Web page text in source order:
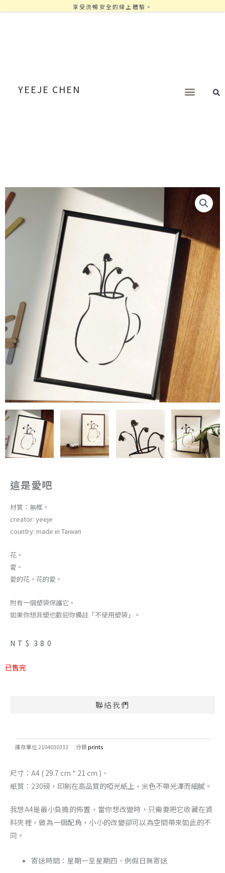
享受流暢安全的線上體驗。
YEEJE CHEN
這是愛吧
材質：無框。
creator: yeeje
country: made in Taiwan
花。
愛。
愛的花，花的愛。
附有一個塑袋保護它。
如果你想非塑也歡迎你備註「不使用塑袋」。
NT$ 380
已售完
聯絡我們
庫存單位2104030333 分類 prints
尺寸：A4 ( 29.7 cm * 21 cm )、
紙質：230磅，印刷在高品質的啞光紙上，米色不帶光澤而細膩。
我想A4是最小負擔的佈置，當你想改變時，只需要把它收藏在資
料夾裡，做為一個配角，小小的改變卻可以為空間帶來如此的不
同。
寄送時間：星期一至星期四、例假日無寄送